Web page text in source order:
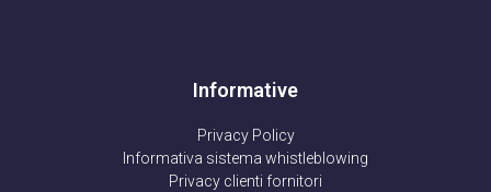
Informative
Privacy Policy
Informativa sistema whistleblowing
Privacy clienti fornitori